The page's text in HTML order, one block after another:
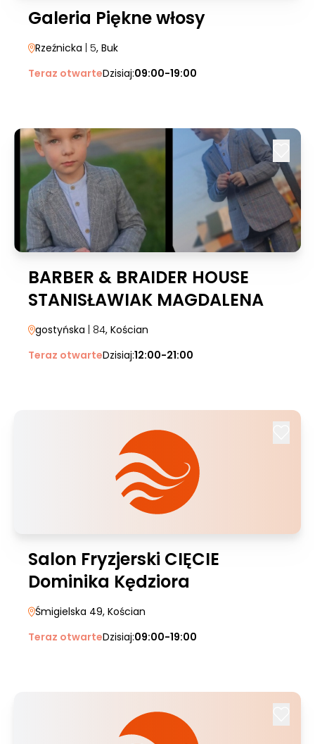
Galeria Piękne włosy
Rzeźnicka | 5, Buk
Teraz otwarteDzisiaj:09:00-19:00
BARBER & BRAIDER HOUSE
STANISŁAWIAK MAGDALENA
gostyńska | 84, Kościan
Teraz otwarteDzisiaj:12:00-21:00
Salon Fryzjerski CIĘCIE
Dominika Kędziora
Śmigielska 49, Kościan
Teraz otwarteDzisiaj:09:00-19:00